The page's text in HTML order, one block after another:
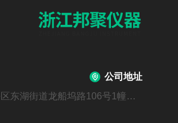
公司地址
浙江省杭州市临平区东湖街道龙船坞路106号1幢北区4层401室